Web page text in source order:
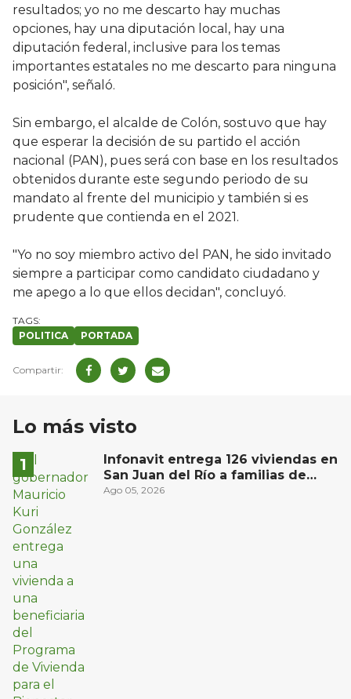
resultados; yo no me descarto hay muchas
opciones, hay una diputación local, hay una
diputación federal, inclusive para los temas
importantes estatales no me descarto para ninguna
posición", señaló.
Sin embargo, el alcalde de Colón, sostuvo que hay
que esperar la decisión de su partido el acción
nacional (PAN), pues será con base en los resultados
obtenidos durante este segundo periodo de su
mandato al frente del municipio y también si es
prudente que contienda en el 2021.
"Yo no soy miembro activo del PAN, he sido invitado
siempre a participar como candidato ciudadano y
me apego a lo que ellos decidan", concluyó.
POLITICA PORTADA
Lo más visto
Infonavit entrega 126 viviendas en
San Juan del Río a familias de
bajos ingresos
Ago 05, 2026